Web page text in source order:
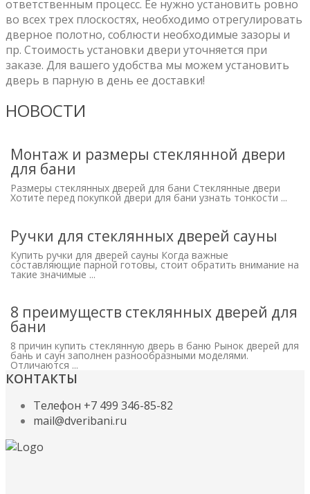
ответственным процесс. Ее нужно установить ровно
во всех трех плоскостях, необходимо отрегулировать
дверное полотно, соблюсти необходимые зазоры и
пр. Стоимость установки двери уточняется при
заказе. Для вашего удобства мы можем установить
дверь в парную в день ее доставки!
НОВОСТИ
Монтаж и размеры стеклянной двери
для бани
Размеры стеклянных дверей для бани Стеклянные двери
Хотите перед покупкой двери для бани узнать тонкости ...
Ручки для стеклянных дверей сауны
Купить ручки для дверей сауны Когда важные
составляющие парной готовы, стоит обратить внимание на
такие значимые ...
8 преимуществ стеклянных дверей для
бани
8 причин купить стеклянную дверь в баню Рынок дверей для
бань и саун заполнен разнообразными моделями.
Отличаются ...
КОНТАКТЫ
Телефон +7 499 346-85-82
mail@dveribani.ru